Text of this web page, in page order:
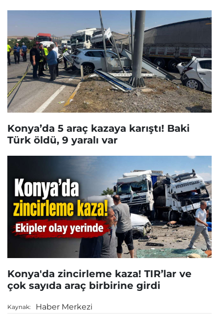
Konya’da 5 araç kazaya karıştı! Baki
Türk öldü, 9 yaralı var
Konya'da zincirleme kaza! TIR’lar ve
çok sayıda araç birbirine girdi
Kaynak: Haber Merkezi